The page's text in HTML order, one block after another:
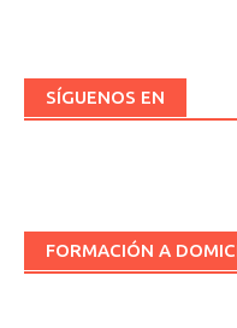
SÍGUENOS EN
FORMACIÓN A